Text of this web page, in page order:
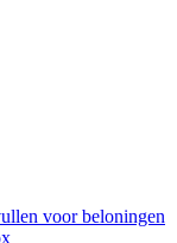
voor beloningen